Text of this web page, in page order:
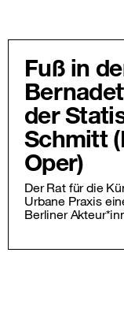
Fuß in
der
Schmitt
Oper)
Der Rat für die
Urbane Praxis
Berliner